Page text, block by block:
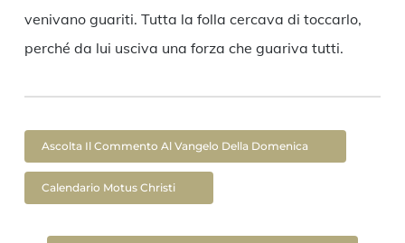
venivano guariti. Tutta la folla cercava di toccarlo,
perché da lui usciva una forza che guariva tutti.
Ascolta Il Commento Al Vangelo Della Domenica
Calendario Motus Christi